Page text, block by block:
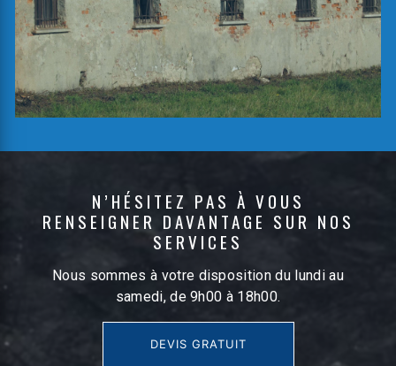
N’HÉSITEZ PAS À VOUS
RENSEIGNER DAVANTAGE SUR NOS
SERVICES
Nous sommes à votre disposition du lundi au
samedi, de 9h00 à 18h00.
DEVIS GRATUIT